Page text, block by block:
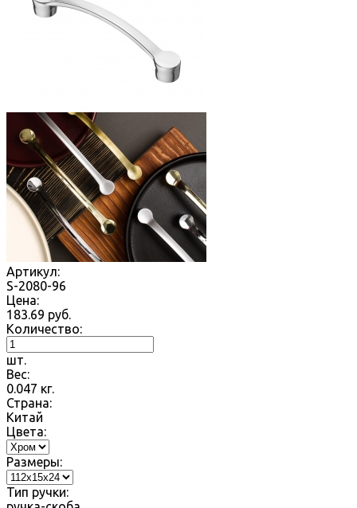
Артикул:
S-2080-96
Цена:
183.69 руб.
Количество:
шт.
Вес:
0.047 кг.
Страна:
Китай
Цвета:
Размеры:
Тип ручки: